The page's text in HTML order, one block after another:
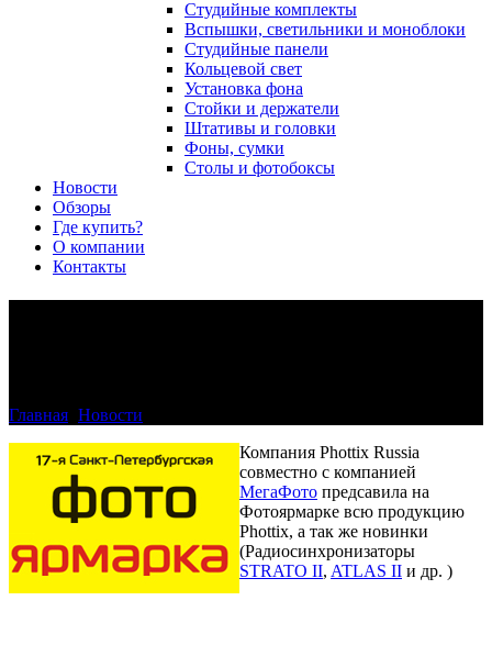
Студийные комплекты
Вспышки, светильники и моноблоки
Студийные панели
Кольцевой свет
Установка фона
Стойки и держатели
Штативы и головки
Фоны, сумки
Столы и фотобоксы
Новости
Обзоры
Где купить?
О компании
Контакты
Главная Новости
Компания Phottix Russia
совместно с компанией
МегаФото предсавила на
Фотоярмарке всю продукцию
Phottix, а так же новинки
(Радиосинхронизаторы
STRATO II, ATLAS II и др. )